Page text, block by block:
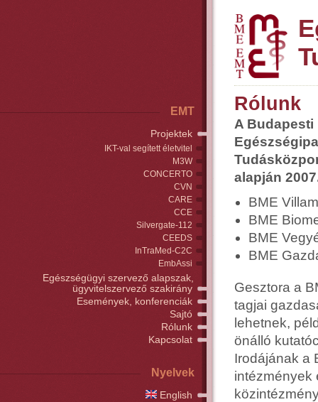
Rólunk
A Budapesti
alapján
BME
BME
BME
BME
Gesztora a
tagjai
lehetnek,
önálló
Irodájának a
intézmények
EMT
Projektek
IKT-val segített életvitel
M3W
CONCERTO
CVN
CARE
CCE
Silvergate-112
CEEDS
InTraMed-C2C
EmbAssi
Egészségügyi szervező alapszak,
ügyvitelszervező szakirány
Események, konferenciák
Sajtó
Rólunk
Kapcsolat
Nyelvek
English